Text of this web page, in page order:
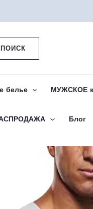
ПОИСК
белье МУЖСКОЕ
Блог